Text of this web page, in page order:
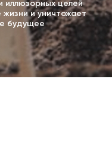
иллюзорных целей
и уничтожает
будущее